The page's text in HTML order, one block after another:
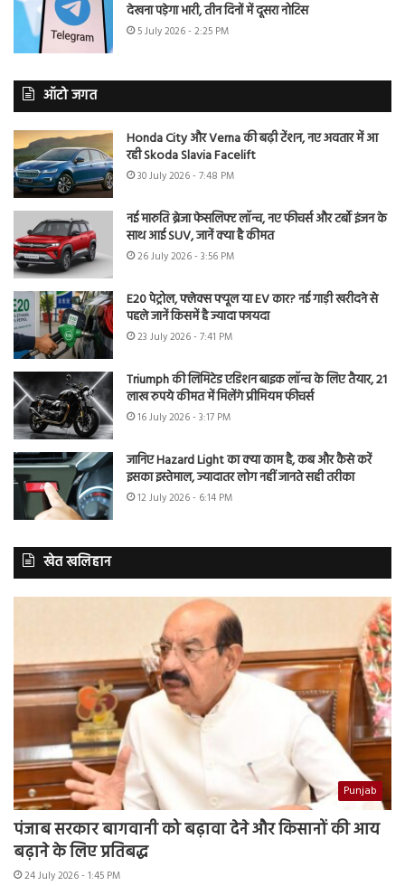
देखना पड़ेगा भारी, तीन दिनों में दूसरा नोटिस
5 July 2026 - 2:25 PM
ऑटो जगत
Honda City और Verna की बढ़ी टेंशन, नए अवतार में आ
रही Skoda Slavia Facelift
30 July 2026 - 7:48 PM
नई मारुति ब्रेजा फेसलिफ्ट लॉन्च, नए फीचर्स और टर्बो इंजन के
साथ आई SUV, जानें क्या है कीमत
26 July 2026 - 3:56 PM
E20 पेट्रोल, फ्लेक्स फ्यूल या EV कार? नई गाड़ी खरीदने से
पहले जानें किसमें है ज्यादा फायदा
23 July 2026 - 7:41 PM
Triumph की लिमिटेड एडिशन बाइक लॉन्च के लिए तैयार, 21
लाख रुपये कीमत में मिलेंगे प्रीमियम फीचर्स
16 July 2026 - 3:17 PM
जानिए Hazard Light का क्या काम है, कब और कैसे करें
इसका इस्तेमाल, ज्यादातर लोग नहीं जानते सही तरीका
12 July 2026 - 6:14 PM
खेत खलिहान
Punjab
पंजाब सरकार बागवानी को बढ़ावा देने और किसानों की आय
बढ़ाने के लिए प्रतिबद्ध
24 July 2026 - 1:45 PM